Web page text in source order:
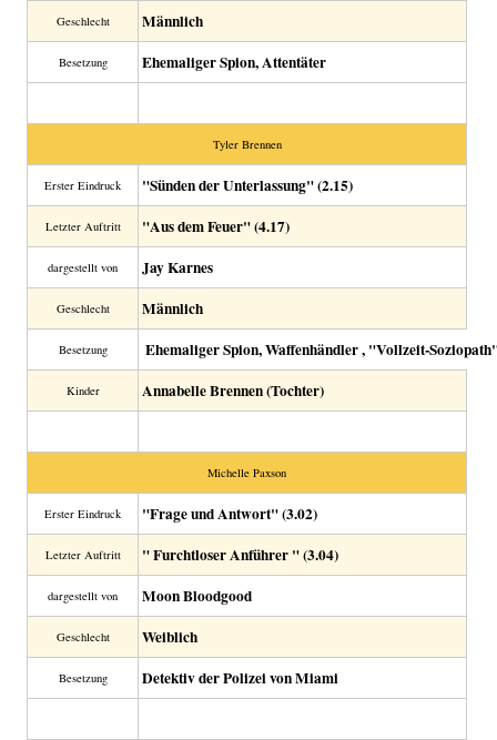
Geschlecht Männlich
Besetzung Ehemaliger Spion, Attentäter
Tyler Brennen
Erster Eindruck "Sünden der Unterlassung" (2.15)
Letzter Auftritt "Aus dem Feuer" (4.17)
dargestellt von Jay Karnes
Geschlecht Männlich
Besetzung Ehemaliger Spion, Waffenhändler , "Vollzeit-
Kinder Annabelle Brennen (Tochter)
Michelle Paxson
Erster Eindruck "Frage und Antwort" (3.02)
Letzter Auftritt " Furchtloser Anführer " (3.04)
dargestellt von Moon Bloodgood
Geschlecht Weiblich
Besetzung Detektiv der Polizei von Miami